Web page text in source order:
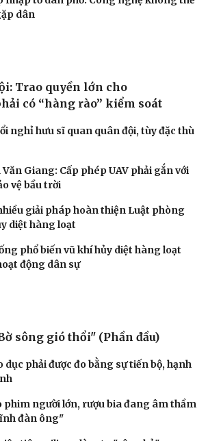
hành hạ, bắt bé gái 11 tuổi quỳ đến
Campuchia mua súng quân dụng để
Phượng Nguyễn
SỰ
bộ về làm việc tại trung tâm
trị tỉnh
3 phó giám đốc sở
Bộ Ngoại giao
giữ chức Phó Giám đốc Công an
nhập tổ dân phố: Công nghệ không thể
Trao quyền lớn cho
có “hàng rào” kiểm soát
nghỉ hưu sĩ quan quân đội, tùy đặc thù